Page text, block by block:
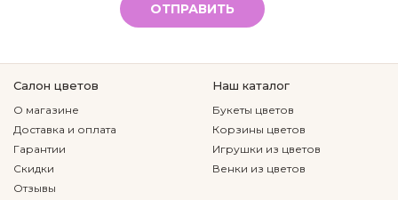
ОТПРАВИТЬ
Салон цветов
О магазине
Доставка и оплата
Гарантии
Скидки
Отзывы
Наш каталог
Букеты цветов
Корзины цветов
Игрушки из цветов
Венки из цветов